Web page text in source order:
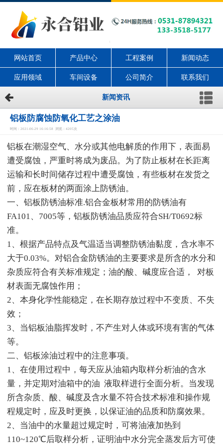
网站首页 产品中心 工程案例 新闻动态
应用领域 车间设备 公司简介 联系我们
新闻资讯
铝板防腐蚀防氧化工艺之涂油
时间：2021-06-29 16:16:58 浏览：4205次
铝板在潮湿空气、水分或其他电解质的作用下，表面易
遭受腐蚀，严重时将成为废品。为了防止板材在长距离
运输和长时间储存过程中遭受腐蚀，有些板材在发货之
前，应在板材的两面涂上防锈油。
一、铝板防锈油标准.铝合金板材常用的防锈油有
FA101、7005等，铝板防锈油品质应符合SH/T0692标
准。
1、根据产品特点及气温适当调整防锈油黏度，含水率不
大于0.03%。对铝合金防锈油的主要要求是所含的水分和
杂质应符合有关标准规定；油的酸、碱度应合适， 对板
材表面无腐蚀作用；
2、本身化学性能稳定，在长期存放过程中不变质、不失
效；
3、当铝板油脂挥发时，不产生对人体或环境有害的气体
等。
二、铝板涂油过程中的注意事项。
1、在使用过程中，每天应从油箱内取样分析油的含水
量，并定期对油箱中的油 液取样进行全面分析。当发现
所含杂质、酸、碱度及含水量不符合技术标准和操作规
程规定时，应及时更换，以保证油的品质和防腐效果。
2、当油中的水量超过规定时，可将油液加热到
110~120℃后取样分析，证明油中水分完全蒸发后方可使